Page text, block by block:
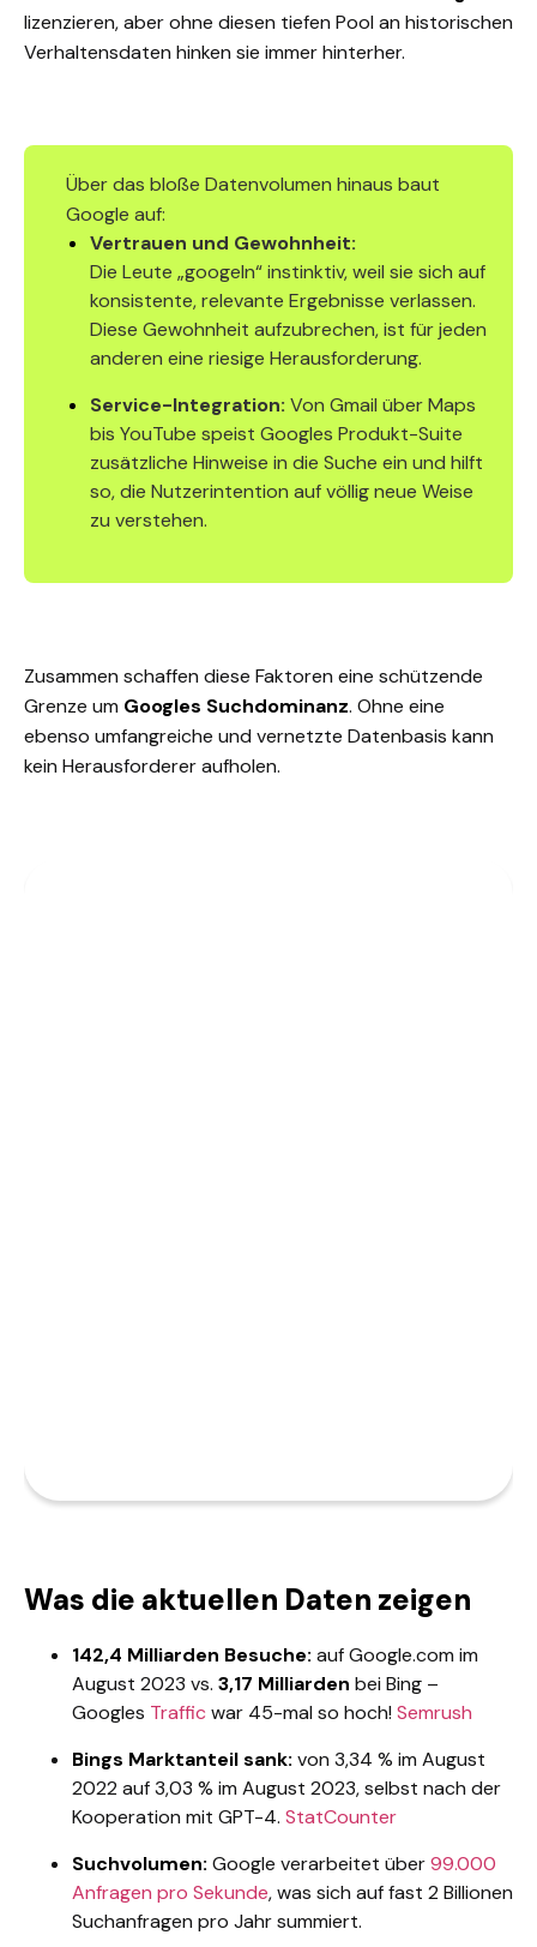
lizenzieren, aber ohne diesen tiefen Pool an historischen
Verhaltensdaten hinken sie immer hinterher.
Über das bloße Datenvolumen hinaus baut
Google auf:
Vertrauen und Gewohnheit:
Die Leute „googeln“ instinktiv, weil sie sich auf
konsistente, relevante Ergebnisse verlassen.
Diese Gewohnheit aufzubrechen, ist für jeden
anderen eine riesige Herausforderung.
Service-Integration: Von Gmail über Maps
bis YouTube speist Googles Produkt-Suite
zusätzliche Hinweise in die Suche ein und hilft
so, die Nutzerintention auf völlig neue Weise
zu verstehen.
Zusammen schaffen diese Faktoren eine schützende
Grenze um Googles Suchdominanz. Ohne eine
ebenso umfangreiche und vernetzte Datenbasis kann
kein Herausforderer aufholen.
Was die aktuellen Daten zeigen
142,4 Milliarden Besuche: auf Google.com im
August 2023 vs. 3,17 Milliarden bei Bing –
Googles Traffic war 45-mal so hoch! Semrush
Bings Marktanteil sank: von 3,34 % im August
2022 auf 3,03 % im August 2023, selbst nach der
Kooperation mit GPT-4. StatCounter
Suchvolumen: Google verarbeitet über99.000
Anfragen pro Sekunde, was sich auf fast 2 Billionen
Suchanfragen pro Jahr summiert.